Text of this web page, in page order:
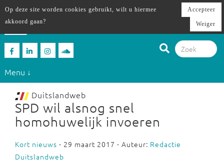
Menu ↓
Duitslandweb
SPD wil alsnog snel
homohuwelijk invoeren
Kort nieuws - 29 maart 2017 - Auteur: Redactie
Duitslandweb
Op deze site worden cookies gebruikt, wilt u hiermee
akkoord gaan?
Accepteer
Weiger